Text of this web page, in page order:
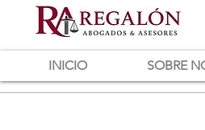
INICIO SOBRE